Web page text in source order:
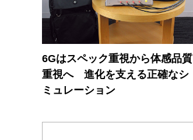
6Gはスペック重視から体感品質
重視へ 進化を支える正確なシ
ミュレーション